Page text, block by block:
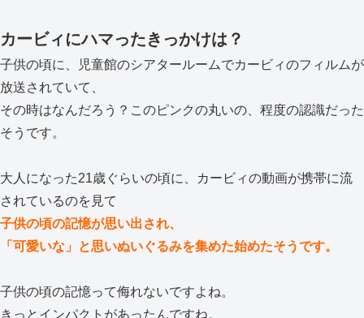
カービィにハマったきっかけは？
子供の頃に、児童館のシアタールームでカービィのフィルムが
放送されていて、
その時はなんだろう？このピンクの丸いの、程度の認識だった
そうです。
大人になった21歳ぐらいの頃に、カービィの動画が携帯に流
されているのを見て
子供の頃の記憶が思い出され、
「可愛いな」と思いぬいぐるみを集めた始めたそうです。
子供の頃の記憶って侮れないですよね。
きっとインパクトがあったんですね。